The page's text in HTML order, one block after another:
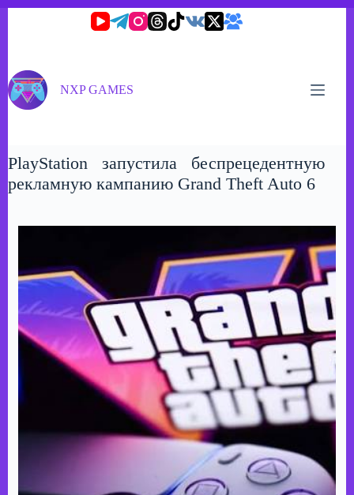
NXP GAMES
PlayStation запустила беспрецедентную
рекламную кампанию Grand Theft Auto 6